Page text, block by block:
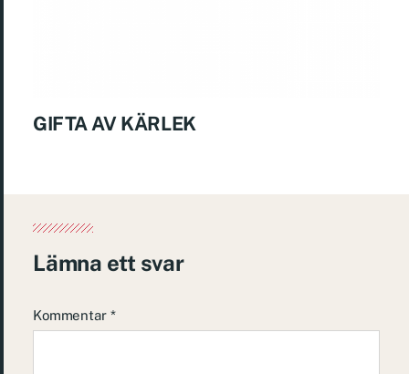
GIFTA AV KÄRLEK
Lämna ett svar
Kommentar *